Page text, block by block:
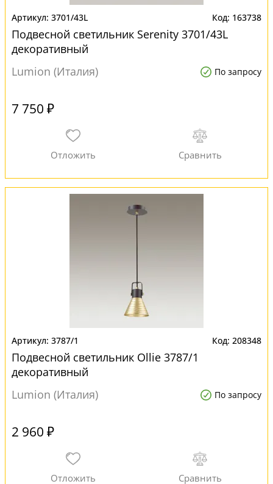
3701/43L 163738
Подвесной светильник Serenity 3701/43L
декоративный
Lumion (Италия)
По запросу
7 750 ₽
3787/1 208348
Подвесной светильник Ollie 3787/1
декоративный
Lumion (Италия)
По запросу
2 960 ₽